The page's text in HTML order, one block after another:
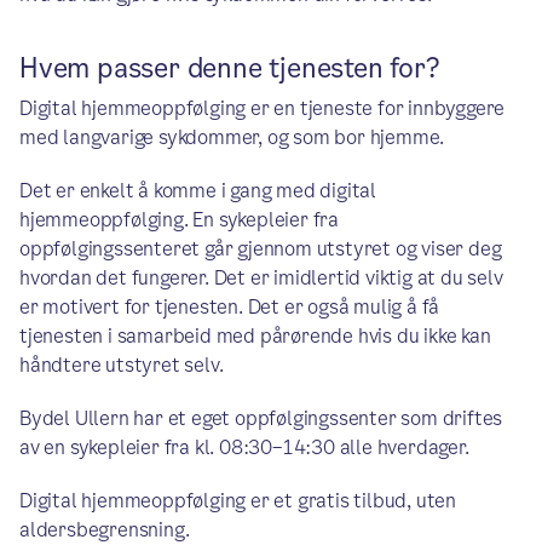
Hvem passer denne tjenesten for?
Digital hjemmeoppfølging er en tjeneste for innbyggere
med langvarige sykdommer, og som bor hjemme.
Det er enkelt å komme i gang med digital
hjemmeoppfølging. En sykepleier fra
oppfølgingssenteret går gjennom utstyret og viser deg
hvordan det fungerer. Det er imidlertid viktig at du selv
er motivert for tjenesten. Det er også mulig å få
tjenesten i samarbeid med pårørende hvis du ikke kan
håndtere utstyret selv.
Bydel Ullern har et eget oppfølgingssenter som driftes
av en sykepleier fra kl. 08:30–14:30 alle hverdager.
Digital hjemmeoppfølging er et gratis tilbud, uten
aldersbegrensning.